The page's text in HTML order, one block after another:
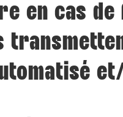
en cas de